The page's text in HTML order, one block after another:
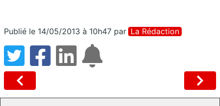
Publié le 14/05/2013 à 10h47 par La Rédaction